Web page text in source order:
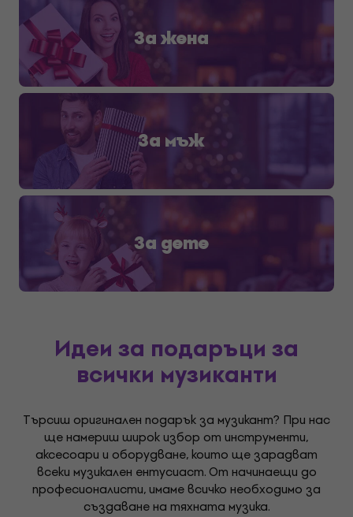
За жена
За мъж
За дете
Идеи за подаръци за
всички музиканти
Търсиш оригинален подарък за музикант? При нас
ще намериш широк избор от инструменти,
аксесоари и оборудване, които ще зарадват
всеки музикален ентусиаст. От начинаещи до
професионалисти, имаме всичко необходимо за
създаване на тяхната музика.